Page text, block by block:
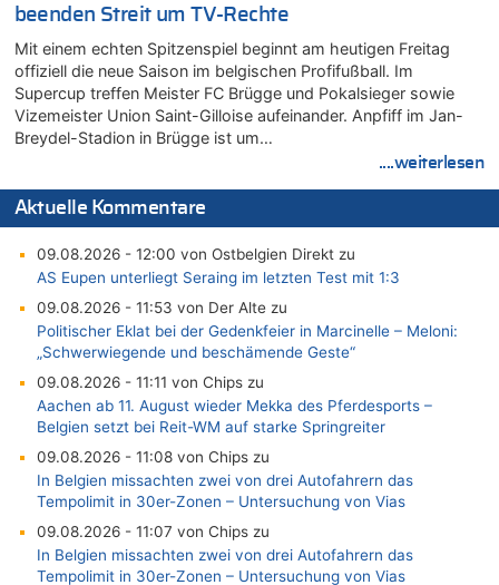
beenden Streit um TV-Rechte
Mit einem echten Spitzenspiel beginnt am heutigen Freitag
offiziell die neue Saison im belgischen Profifußball. Im
Supercup treffen Meister FC Brügge und Pokalsieger sowie
Vizemeister Union Saint-Gilloise aufeinander. Anpfiff im Jan-
Breydel-Stadion in Brügge ist um…
....weiterlesen
Aktuelle Kommentare
09.08.2026 - 12:00 von Ostbelgien Direkt zu
AS Eupen unterliegt Seraing im letzten Test mit 1:3
09.08.2026 - 11:53 von Der Alte zu
Politischer Eklat bei der Gedenkfeier in Marcinelle – Meloni:
„Schwerwiegende und beschämende Geste“
09.08.2026 - 11:11 von Chips zu
Aachen ab 11. August wieder Mekka des Pferdesports –
Belgien setzt bei Reit-WM auf starke Springreiter
09.08.2026 - 11:08 von Chips zu
In Belgien missachten zwei von drei Autofahrern das
Tempolimit in 30er-Zonen – Untersuchung von Vias
09.08.2026 - 11:07 von Chips zu
In Belgien missachten zwei von drei Autofahrern das
Tempolimit in 30er-Zonen – Untersuchung von Vias